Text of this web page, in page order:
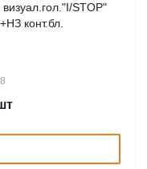
STOP"
конт.бл.